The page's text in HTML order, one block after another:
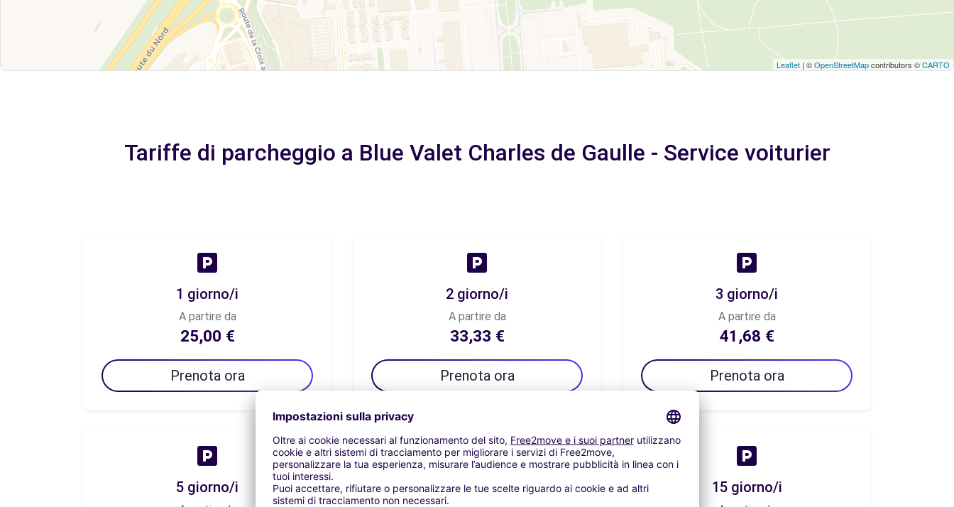
Leaflet | ©OpenStreetMapcontributors ©CARTO
Tariffe di parcheggio a Blue Valet Charles de Gaulle - Service voiturier
1 giorno/i
A partire da
25,00 €
Prenota ora
2 giorno/i
A partire da
33,33 €
Prenota ora
3 giorno/i
A partire da
41,68 €
Prenota ora
5 giorno/i 7 giorno/i 15 giorno/i